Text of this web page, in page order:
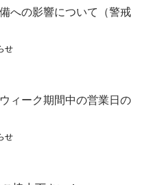
への影響について（警戒
せ
ーク期間中の営業日の
せ